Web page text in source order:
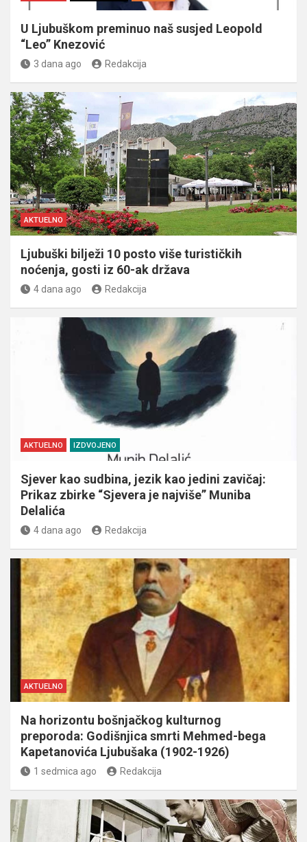
U Ljubuškom preminuo naš susjed Leopold
“Leo” Knezović
3 dana ago Redakcija
AKTUELNO
Ljubuški bilježi 10 posto više turističkih
noćenja, gosti iz 60-ak država
4 dana ago Redakcija
AKTUELNO IZDVOJENO
Sjever kao sudbina, jezik kao jedini zavičaj:
Prikaz zbirke “Sjevera je najviše” Muniba
Delalića
4 dana ago Redakcija
AKTUELNO
Na horizontu bošnjačkog kulturnog
preporoda: Godišnjica smrti Mehmed-bega
Kapetanovića Ljubušaka (1902-1926)
1 sedmica ago Redakcija